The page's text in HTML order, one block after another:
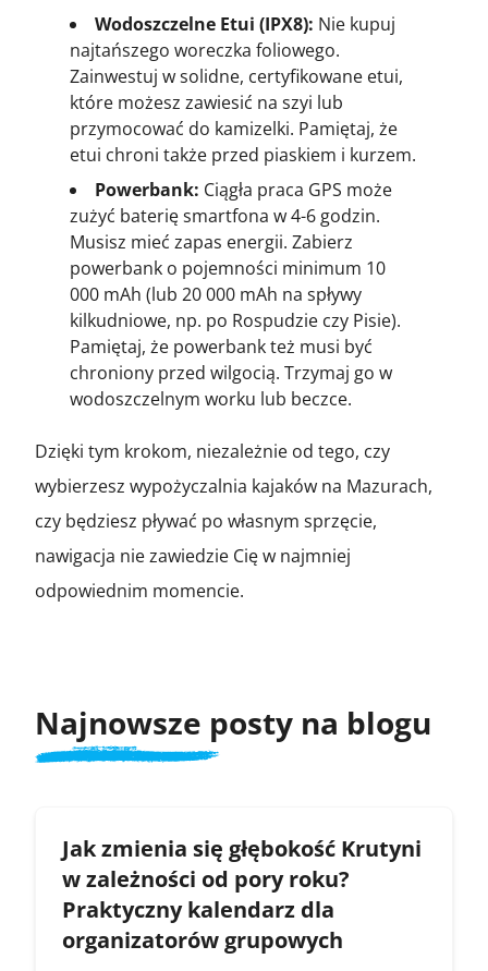
Wodoszczelne Etui (IPX8): Nie kupuj
najtańszego woreczka foliowego.
Zainwestuj w solidne, certyfikowane etui,
które możesz zawiesić na szyi lub
przymocować do kamizelki. Pamiętaj, że
etui chroni także przed piaskiem i kurzem.
Powerbank: Ciągła praca GPS może
zużyć baterię smartfona w 4-6 godzin.
Musisz mieć zapas energii. Zabierz
powerbank o pojemności minimum 10
000 mAh (lub 20 000 mAh na spływy
kilkudniowe, np. po Rospudzie czy Pisie).
Pamiętaj, że powerbank też musi być
chroniony przed wilgocią. Trzymaj go w
wodoszczelnym worku lub beczce.
Dzięki tym krokom, niezależnie od tego, czy
wybierzesz wypożyczalnia kajaków na Mazurach,
czy będziesz pływać po własnym sprzęcie,
nawigacja nie zawiedzie Cię w najmniej
odpowiednim momencie.
Najnowsze posty na blogu
Jak zmienia się głębokość Krutyni
w zależności od pory roku?
Praktyczny kalendarz dla
organizatorów grupowych